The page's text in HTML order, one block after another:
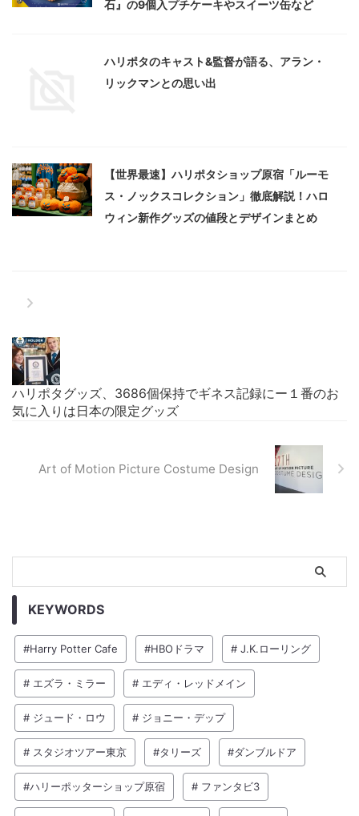
石』の9個入プチケーキやスイーツ缶など
ハリポタのキャスト&監督が語る、アラン・
リックマンとの思い出
【世界最速】ハリポタショップ原宿「ルーモ
ス・ノックスコレクション」徹底解説！ハロ
ウィン新作グッズの値段とデザインまとめ
ハリポタグッズ、3686個保持でギネス記録にー１番のお
気に入りは日本の限定グッズ
Art of Motion Picture Costume Design
KEYWORDS
#Harry Potter Cafe #HBOドラマ # J.K.ローリング
# エズラ・ミラー # エディ・レッドメイン
# ジュード・ロウ # ジョニー・デップ
# スタジオツアー東京 #タリーズ #ダンブルドア
#ハリーポッターショップ原宿 # ファンタビ3